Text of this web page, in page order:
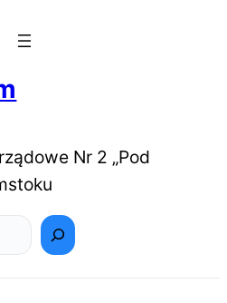
Nr 2 „Pod